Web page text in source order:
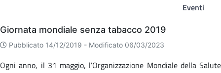
Eventi
Eventi
Giornata mondiale senza tabacco 2019
Pubblicato 14/12/2019 - Modificato 06/03/2023
Ogni anno, il 31 maggio, l’Organizzazione Mondiale della Salute